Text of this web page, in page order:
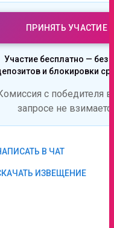
ПРИНЯТЬ УЧАСТИЕ
Участие бесплатно — без
и блокировки
с победителя
запросе не
В ЧАТ
ИЗВЕЩЕНИЕ